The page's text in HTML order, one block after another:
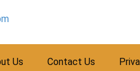
Us Contact Us